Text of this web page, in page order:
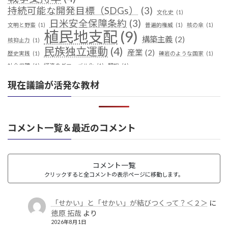
持続可能な開発目標（SDGs） (3) 文化史 (1)
文明と野蛮 (1) 日米安全保障条約 (3) 普遍的権威 (1) 核の傘 (1)
核抑止力 (1) 植民地支配 (9) 構築主義 (2)
歴史実践 (1) 民族独立運動 (4) 産業 (2) 礫岩のような国家 (1)
社会保障 (1) 経済のグローバル化 (1) 翻訳 (1)
革命 (1)
現在議論が活発な教材
コメント一覧＆最近のコメント
コメント一覧
クリックすると全コメントの表示ページに移動します。
「せかい」と「せかい」が結びつくって？＜２＞ に
徳原 拓哉 より
2026年8月1日